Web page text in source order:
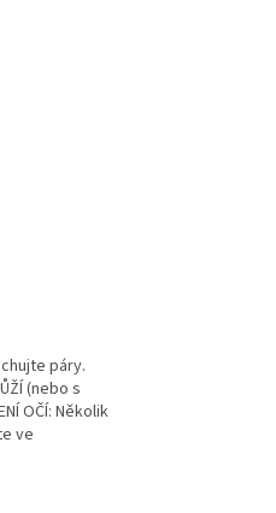
páry.
(nebo s
OČÍ: Několik
ve